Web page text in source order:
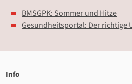
BMSGPK: Sommer und Hitze
Gesundheitsportal: Der richtige
Info